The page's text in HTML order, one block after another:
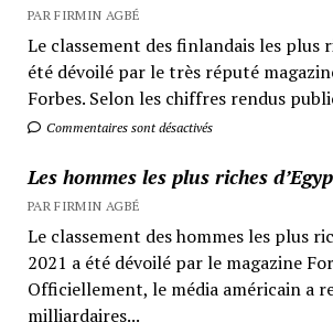
PAR FIRMIN AGBÉ
Le classement des finlandais les plus
été dévoilé par le très réputé
Forbes. Selon les chiffres rendus
Commentaires sont désactivés
Les hommes les plus riches
PAR FIRMIN AGBÉ
Le classement des hommes les plus
2021 a été dévoilé par le magazine
Officiellement, le média américain a
milliardaires...